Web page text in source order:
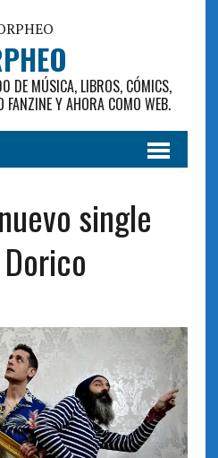
DE MÚSICA, LIBROS, CÓMICS,
FANZINE Y AHORA COMO WEB.
single